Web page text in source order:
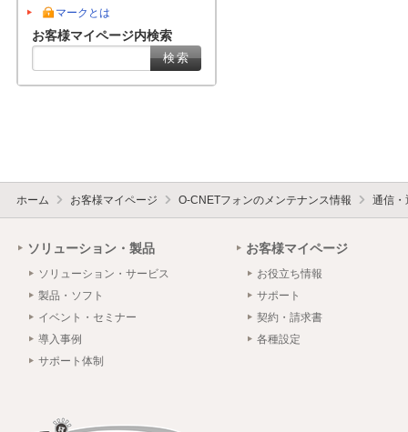
マークとは
お客様マイページ内検索
ホーム お客様マイページ O-CNETフォンのメンテナンス情報 通信・
ソリューション・製品
ソリューション・サービス
製品・ソフト
イベント・セミナー
導入事例
サポート体制
お客様マイページ
お役立ち情報
サポート
契約・請求書
各種設定